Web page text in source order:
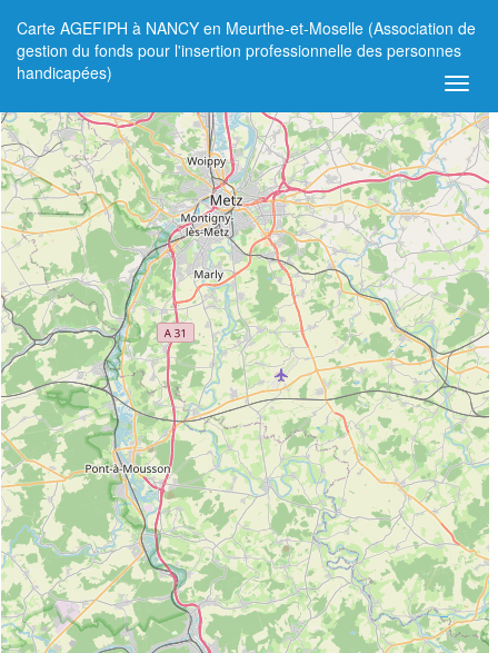
Carte AGEFIPH à NANCY en Meurthe-et-Moselle (Association de
gestion du fonds pour l'insertion professionnelle des personnes
handicapées)
+
−